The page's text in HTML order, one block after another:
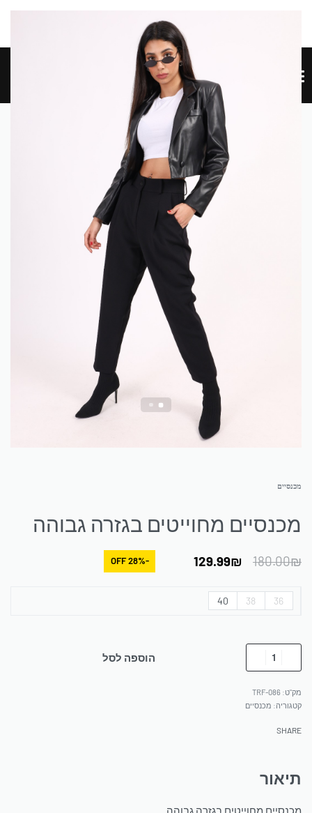
SITE NEW SITE NEW SITE NEW SITE NEW SITE NEW SITE
מכנסיים
מכנסיים מחוייטים בגזרה גבוהה
180.00₪
129.99₪
-28% OFF
36
38
40
הוספה לסל
TRF-086
קטגוריה: מכנסיים
SHARE
תיאור
מכנסיים מחוייטים בגזרה גבוהה